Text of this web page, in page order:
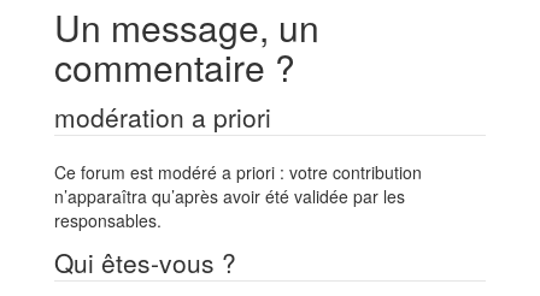
Un message, un
commentaire ?
modération a priori
Ce forum est modéré a priori : votre contribution
n’apparaîtra qu’après avoir été validée par les
responsables.
Qui êtes-vous ?